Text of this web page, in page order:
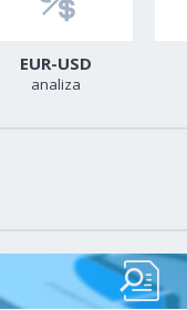
EUR-USD
analiza